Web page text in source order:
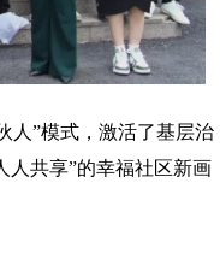
”模式，激活了基层治
人共享”的幸福社区新画